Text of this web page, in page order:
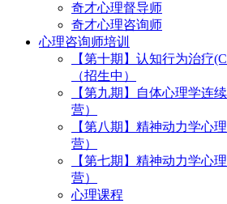
奇才心理督导师
奇才心理咨询师
心理咨询师培训
【第十期】认知行为治疗
（招生中）
【第九期】自体心理学连
营）
【第八期】精神动力学心
营）
【第七期】精神动力学心
营）
心理课程